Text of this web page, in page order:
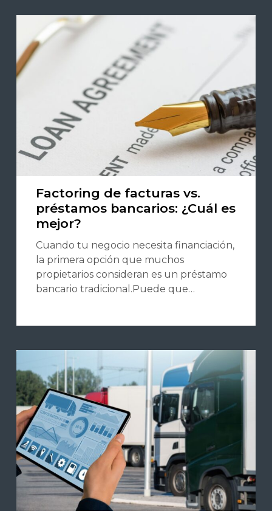
Factoring de facturas vs.
préstamos bancarios: ¿Cuál es
mejor?
Cuando tu negocio necesita financiación,
la primera opción que muchos
propietarios consideran es un préstamo
bancario tradicional.Puede que…